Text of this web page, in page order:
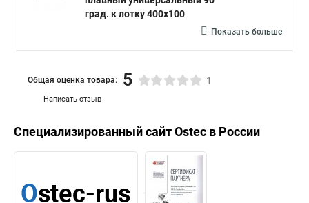
град. к лотку 400х100
Показать больше
Написать отзыв
Общая оценка товара: 5 1
Специализированный сайтOstec в России